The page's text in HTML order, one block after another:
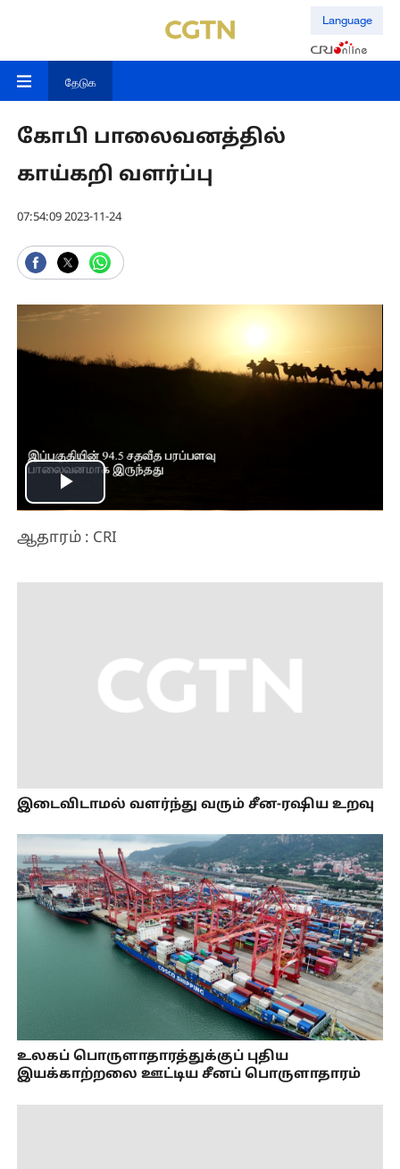
Language
தேடுக
கோபி பாலைவனத்தில்
காய்கறி வளர்ப்பு
07:54:09 2023-11-24
Play
Video
ஆதாரம் : CRI
இடைவிடாமல் வளர்ந்து வரும் சீன-ரஷிய உறவு
உலகப் பொருளாதாரத்துக்குப் புதிய
இயக்காற்றலை ஊட்டிய சீனப் பொருளாதாரம்